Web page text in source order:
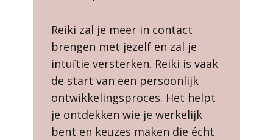
Reiki zal je meer in contact
brengen met jezelf en zal je
intuïtie versterken. Reiki is vaak
de start van een persoonlijk
ontwikkelingsproces. Het helpt
je ontdekken wie je werkelijk
bent en keuzes maken die écht